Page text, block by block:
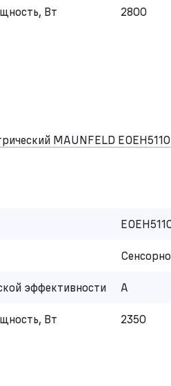
Вт 2800
MAUNFELD
эффективности A
Вт 2350